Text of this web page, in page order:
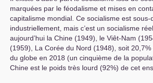
marquées par le féodalisme et mises en
capitalisme mondial. Ce socialisme est sous-
industriellement, mais c’est un socialisme
aujourd’hui la Chine (1949), le Viêt-Nam
(1959), La Corée du Nord (1948), soit
du globe en 2018 (un cinquième de la
Chine est le poids très lourd (92%) de cet